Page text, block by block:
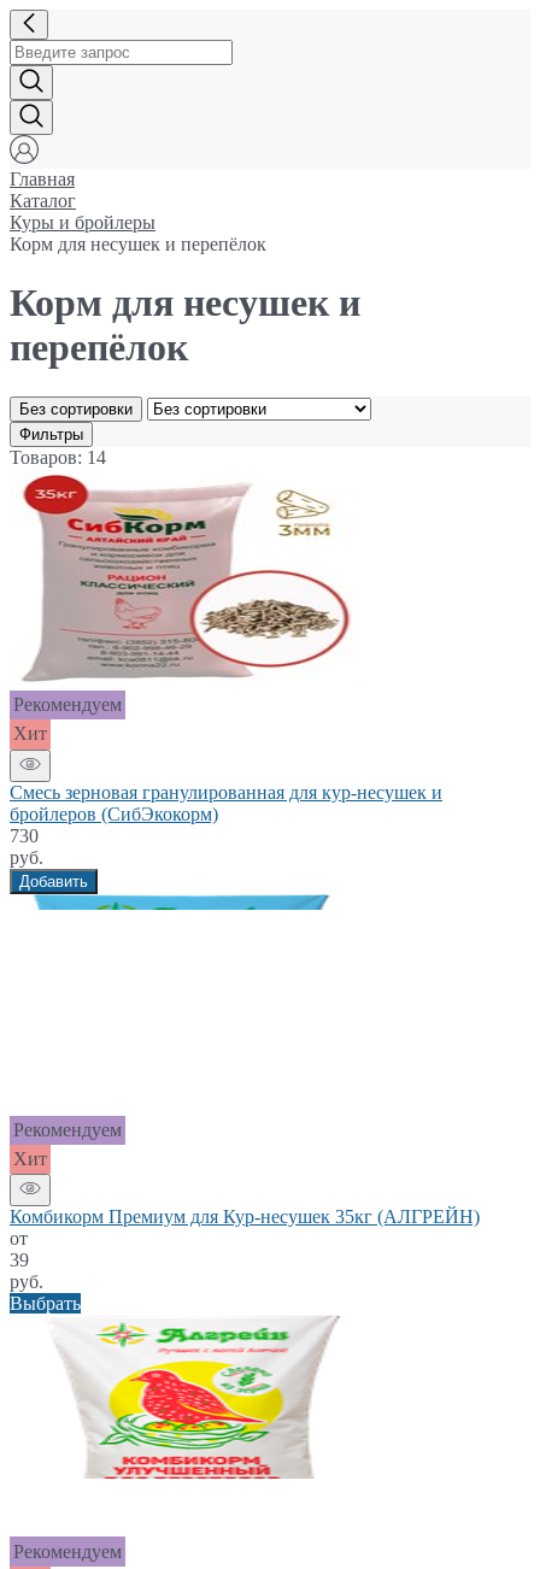
Главная
Каталог
Куры и бройлеры
Корм для несушек и перепёлок
Корм для несушек и
перепёлок
Без сортировки
Фильтры
Товаров: 14
Рекомендуем
Хит
Смесь зерновая гранулированная для кур-несушек и
бройлеров (СибЭкокорм)
730
руб.
Добавить
Рекомендуем
Хит
Комбикорм Премиум для Кур-несушек 35кг (АЛГРЕЙН)
от
39
руб.
Выбрать
Рекомендуем